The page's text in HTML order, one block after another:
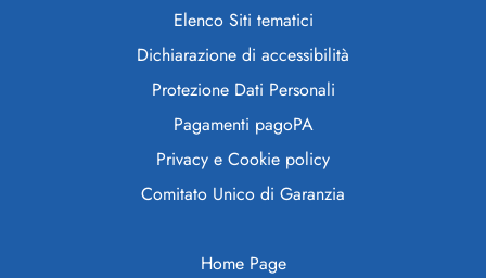
Elenco Siti tematici
Dichiarazione di accessibilità
Protezione Dati Personali
Pagamenti pagoPA
Privacy e Cookie policy
Comitato Unico di Garanzia
Home Page